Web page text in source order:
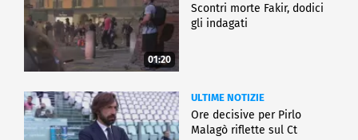
01:20
Scontri morte Fakir, dodici
gli indagati
ULTIME NOTIZIE
Ore decisive per Pirlo
Malagò riflette sul Ct